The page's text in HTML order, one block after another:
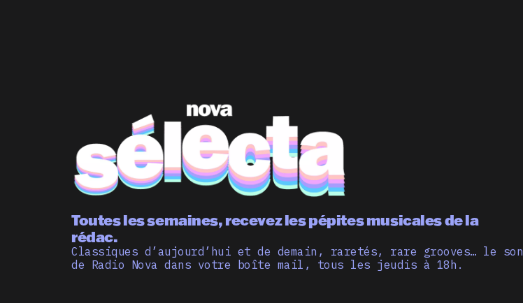
Toutes les semaines, recevez les pépites musicales de la
rédac.
Classiques d’aujourd’hui et de demain, raretés, rare grooves… le son
de Radio Nova dans votre boîte mail, tous les jeudis à 18h.